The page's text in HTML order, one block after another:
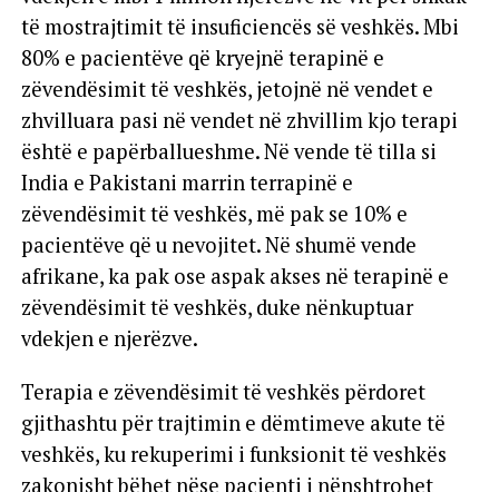
të mostrajtimit të insuficiencës së veshkës. Mbi
80% e pacientëve që kryejnë terapinë e
zëvendësimit të veshkës, jetojnë në vendet e
zhvilluara pasi në vendet në zhvillim kjo terapi
është e papërballueshme. Në vende të tilla si
India e Pakistani marrin terrapinë e
zëvendësimit të veshkës, më pak se 10% e
pacientëve që u nevojitet. Në shumë vende
afrikane, ka pak ose aspak akses në terapinë e
zëvendësimit të veshkës, duke nënkuptuar
vdekjen e njerëzve.
Terapia e zëvendësimit të veshkës përdoret
gjithashtu për trajtimin e dëmtimeve akute të
veshkës, ku rekuperimi i funksionit të veshkës
zakonisht bëhet nëse pacienti i nënshtrohet